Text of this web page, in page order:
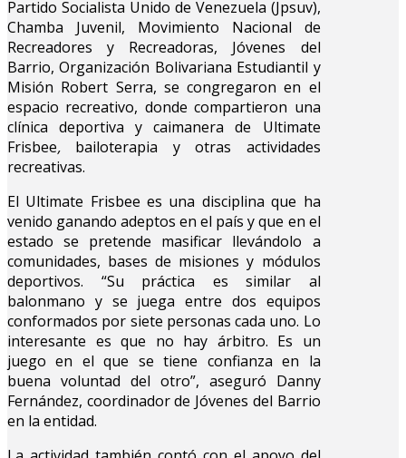
Partido Socialista Unido de Venezuela (Jpsuv),
Chamba Juvenil, Movimiento Nacional de
Recreadores y Recreadoras, Jóvenes del
Barrio, Organización Bolivariana Estudiantil y
Misión Robert Serra, se congregaron en el
espacio recreativo, donde compartieron una
clínica deportiva y caimanera de Ultimate
Frisbee, bailoterapia y otras actividades
recreativas.
El Ultimate Frisbee es una disciplina que ha
venido ganando adeptos en el país y que en el
estado se pretende masificar llevándolo a
comunidades, bases de misiones y módulos
deportivos. “Su práctica es similar al
balonmano y se juega entre dos equipos
conformados por siete personas cada uno. Lo
interesante es que no hay árbitro. Es un
juego en el que se tiene confianza en la
buena voluntad del otro”, aseguró Danny
Fernández, coordinador de Jóvenes del Barrio
en la entidad.